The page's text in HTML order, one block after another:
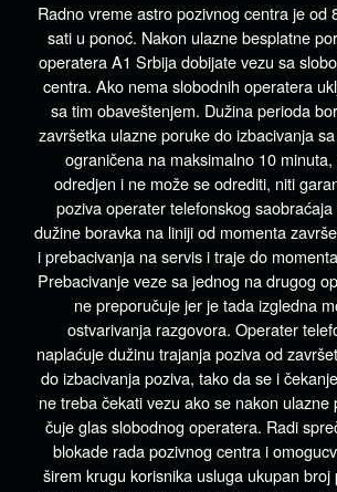
Radno vreme astro pozivnog centra je od
sati u ponoć. Nakon ulazne besplatne
operatera A1 Srbija dobijate vezu sa
centra. Ako nema slobodnih operatera
sa tim obaveštenjem. Dužina perioda
završetka ulazne poruke do izbacivanja
ograničena na maksimalno 10
odredjen i ne može se odrediti, niti
poziva operater telefonskog
dužine boravka na liniji od momenta
i prebacivanja na servis i traje do
Prebacivanje veze sa jednog na drugog
ne preporučuje jer je tada izgledna
ostvarivanja razgovora. Operater
naplaćuje dužinu trajanja poziva od
do izbacivanja poziva, tako da se i
ne treba čekati vezu ako se nakon ulazne
čuje glas slobodnog operatera. Radi
blokade rada pozivnog centra i
širem krugu korisnika usluga ukupan broj